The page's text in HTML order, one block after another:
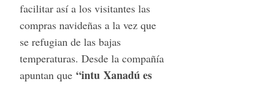
facilitar así a los visitantes las
compras navideñas a la vez que
se refugian de las bajas
temperaturas. Desde la compañía
apuntan que “intu Xanadú es